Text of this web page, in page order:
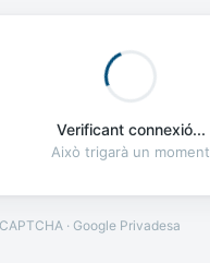
Verificant connexió...
Això trigarà un moment
· Google Privadesa